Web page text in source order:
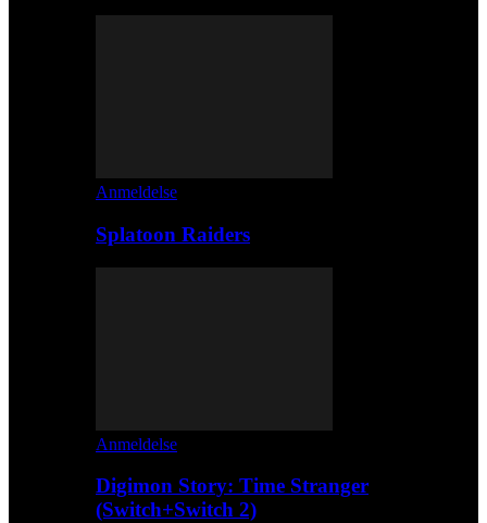
Anmeldelse
Splatoon Raiders
Anmeldelse
Digimon Story: Time Stranger
(Switch+Switch 2)